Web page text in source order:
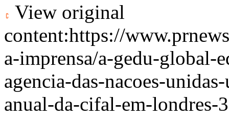
View original
content:https://
a-imprensa/a-gedu-global-
agencia-das-nacoes-
anual-da-cifal-em-londres-